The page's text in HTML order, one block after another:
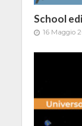
School
16 Maggio